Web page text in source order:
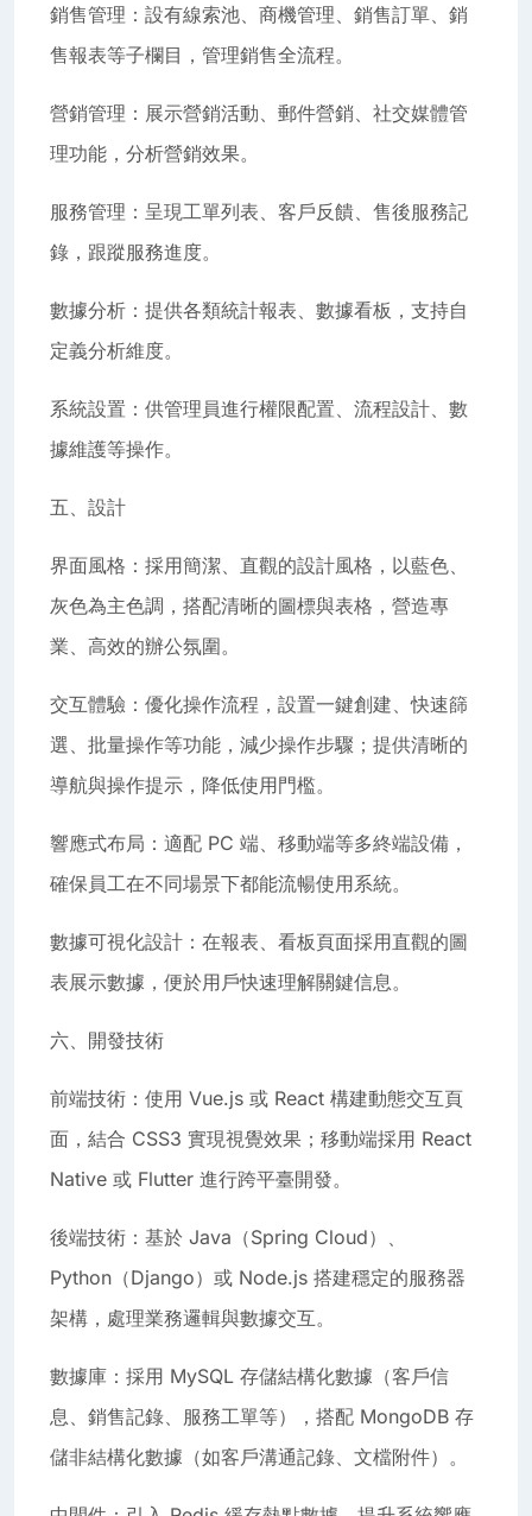
銷售管理：設有線索池、商機管理、銷售訂單、銷
售報表等子欄目，管理銷售全流程。
營銷管理：展示營銷活動、郵件營銷、社交媒體管
理功能，分析營銷效果。
服務管理：呈現工單列表、客戶反饋、售後服務記
錄，跟蹤服務進度。
數據分析：提供各類統計報表、數據看板，支持自
定義分析維度。
系統設置：供管理員進行權限配置、流程設計、數
據維護等操作。
五、設計
界面風格：採用簡潔、直觀的設計風格，以藍色、
灰色為主色調，搭配清晰的圖標與表格，營造專
業、高效的辦公氛圍。
交互體驗：優化操作流程，設置一鍵創建、快速篩
選、批量操作等功能，減少操作步驟；提供清晰的
導航與操作提示，降低使用門檻。
響應式布局：適配 PC 端、移動端等多終端設備，
確保員工在不同場景下都能流暢使用系統。
數據可視化設計：在報表、看板頁面採用直觀的圖
表展示數據，便於用戶快速理解關鍵信息。
六、開發技術
前端技術：使用 Vue.js 或 React 構建動態交互頁
面，結合 CSS3 實現視覺效果；移動端採用 React
Native 或 Flutter 進行跨平臺開發。
後端技術：基於 Java（Spring Cloud）、
Python（Django）或 Node.js 搭建穩定的服務器
架構，處理業務邏輯與數據交互。
數據庫：採用 MySQL 存儲結構化數據（客戶信
息、銷售記錄、服務工單等），搭配 MongoDB 存
儲非結構化數據（如客戶溝通記錄、文檔附件）。